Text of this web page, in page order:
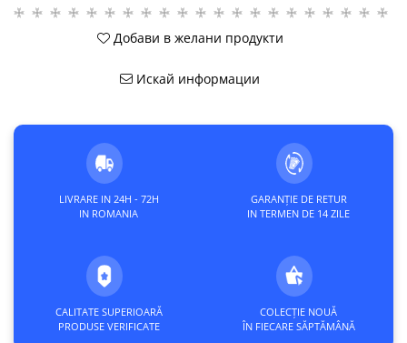
Добави в желани продукти
Искай информации
LIVRARE IN 24H - 72H
IN ROMANIA
GARANȚIE DE RETUR
IN TERMEN DE 14 ZILE
CALITATE SUPERIOARĂ
PRODUSE VERIFICATE
COLECȚIE NOUĂ
ÎN FIECARE SĂPTĂMÂNĂ